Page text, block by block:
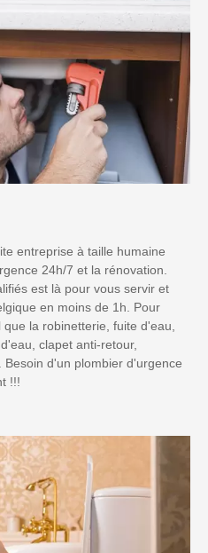
entreprise à taille humaine
24h/7 et la rénovation.
est là pour vous servir et
en moins de 1h. Pour
la robinetterie, fuite d'eau,
clapet anti-retour,
d'un plombier d'urgence
!!!